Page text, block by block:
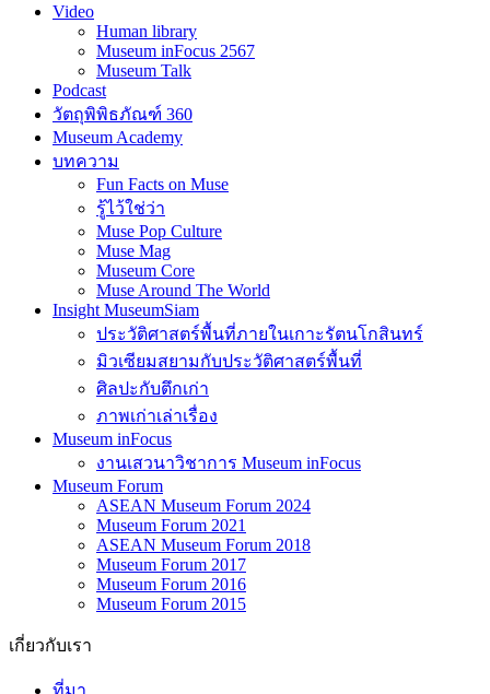
Video
Human library
Museum inFocus 2567
Museum Talk
Podcast
วัตถุพิพิธภัณฑ์ 360
Museum Academy
บทความ
Fun Facts on Muse
รู้ไว้ใช่ว่า
Muse Pop Culture
Muse Mag
Museum Core
Muse Around The World
Insight MuseumSiam
ประวัติศาสตร์พื้นที่ภายในเกาะรัตนโกสินทร์
มิวเซียมสยามกับประวัติศาสตร์พื้นที่
ศิลปะกับตึกเก่า
ภาพเก่าเล่าเรื่อง
Museum inFocus
งานเสวนาวิชาการ Museum inFocus
Museum Forum
ASEAN Museum Forum 2024
Museum Forum 2021
ASEAN Museum Forum 2018
Museum Forum 2017
Museum Forum 2016
Museum Forum 2015
เกี่ยวกับเรา
ที่มา